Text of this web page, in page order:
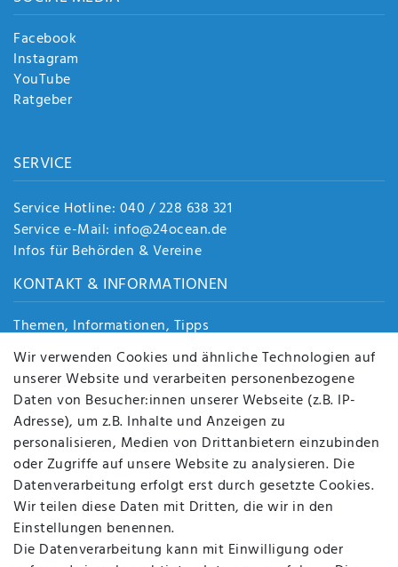
Facebook
Instagram
YouTube
Ratgeber
SERVICE
Service Hotline: 040 / 228 638 321
Service e-Mail: info@24ocean.de
Infos für Behörden & Vereine
KONTAKT & INFORMATIONEN
Themen, Informationen, Tipps
Jobs
Über uns
Kontakt
Datenschutz
AGB
FAQ
Batterieentsorgung
Altölverordnung
Impressum
Wir verwenden Cookies und ähnliche Technologien auf
unserer Website und verarbeiten personenbezogene
Daten von Besucher:innen unserer Webseite (z.B. IP-
Adresse), um z.B. Inhalte und Anzeigen zu
personalisieren, Medien von Drittanbietern einzubinden
oder Zugriffe auf unsere Website zu analysieren. Die
Datenverarbeitung erfolgt erst durch gesetzte Cookies.
Wir teilen diese Daten mit Dritten, die wir in den
Einstellungen benennen.
Die Datenverarbeitung kann mit Einwilligung oder